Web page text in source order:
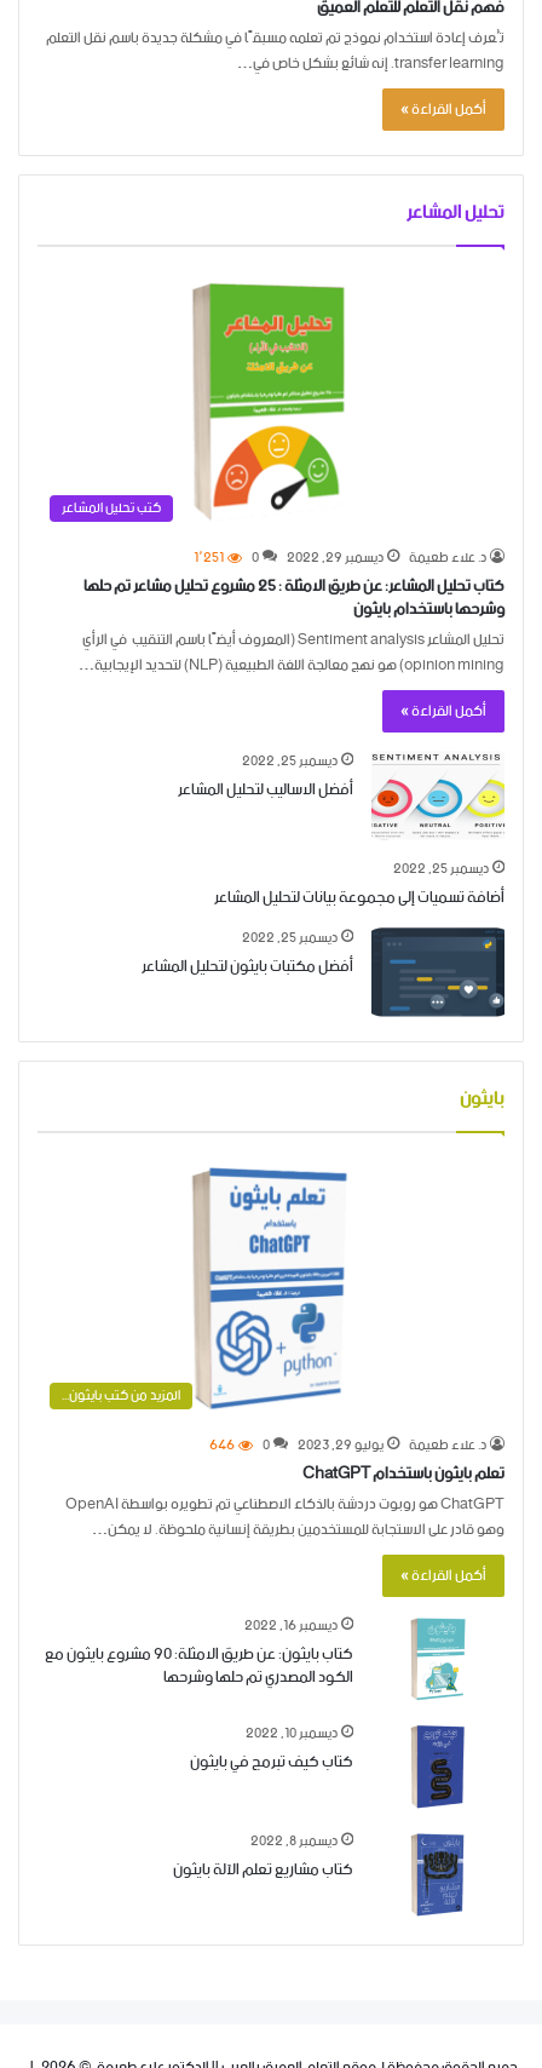
تُعرف إعادة استخدام نموذج تم تعلمه مسبقًا في مشكلة جديدة باسم نقل التعلم
transfer learning. إنه شائع بشكل خاص في…
أكمل القراءة »
تحليل المشاعر
كتب تحليل المشاعر
د. علاء طعيمة
ديسمبر 29, 2022 0 1٬251
كتاب تحليل المشاعر: عن طريق الامثلة : 25 مشروع تحليل مشاعر تم حلها
وشرحها باستخدام بايثون
تحليل المشاعر Sentiment analysis (المعروف أيضًا باسم التنقيب في الرأي
opinion mining) هو نهج معالجة اللغة الطبيعية (NLP) لتحديد الإيجابية…
أكمل القراءة »
ديسمبر 25, 2022
أفضل الاساليب لتحليل المشاعر
ديسمبر 25, 2022
أضافة تسميات إلى مجموعة بيانات لتحليل المشاعر
ديسمبر 25, 2022
أفضل مكتبات بايثون لتحليل المشاعر
بايثون
المزيد من كتب بايثون...
د. علاء طعيمة
يوليو 29, 2023 0
646
تعلم بايثون باستخدام ChatGPT
ChatGPT هو روبوت دردشة بالذكاء الاصطناعي تم تطويره بواسطة OpenAI
وهو قادر على الاستجابة للمستخدمين بطريقة إنسانية ملحوظة. لا يمكن…
أكمل القراءة »
ديسمبر 16, 2022
كتاب بايثون: عن طريق الامثلة: 90 مشروع بايثون مع
الكود المصدري تم حلها وشرحها
ديسمبر 10, 2022
كتاب كيف تبرمج في بايثون
ديسمبر 8, 2022
كتاب مشاريع تعلم الآلة بايثون